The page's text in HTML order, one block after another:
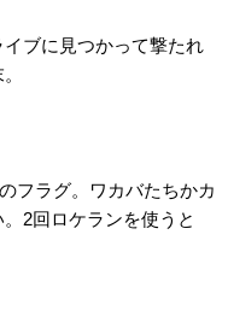
ブに見つかって撃たれ
のフラグ。ワカバたちかカ
2回ロケランを使うと